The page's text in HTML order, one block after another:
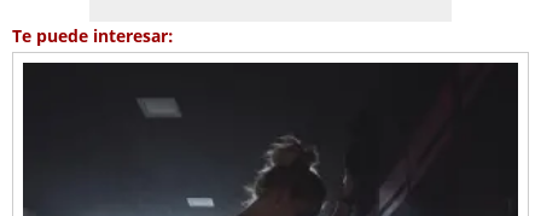
Te puede interesar: